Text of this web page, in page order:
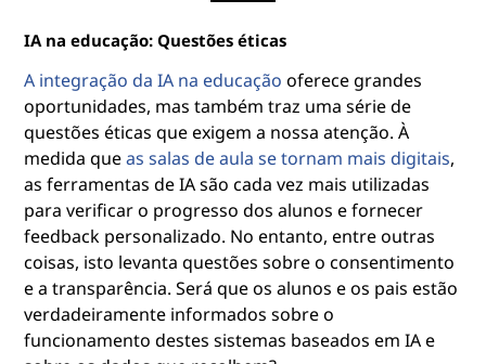
IA na educação: Questões éticas
A integração da IA na educação oferece grandes
oportunidades, mas também traz uma série de
questões éticas que exigem a nossa atenção. À
medida queas salas de aula se tornam mais digitais,
as ferramentas de IA são cada vez mais utilizadas
para verificar o progresso dos alunos e fornecer
feedback personalizado. No entanto, entre outras
coisas, isto levanta questões sobre o consentimento
e a transparência. Será que os alunos e os pais estão
verdadeiramente informados sobre o
funcionamento destes sistemas baseados em IA e